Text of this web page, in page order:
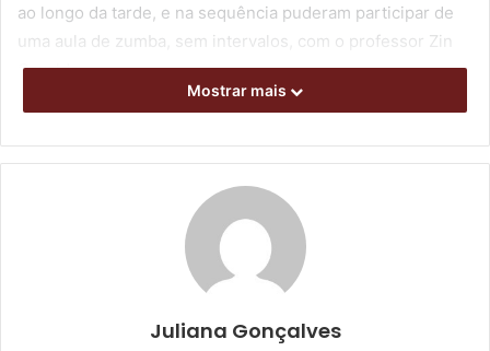
ao longo da tarde, e na sequência puderam participar de
uma aula de zumba, sem intervalos, com o professor Zin
Osvaldo.
Mostrar mais
Juliana Gonçalves